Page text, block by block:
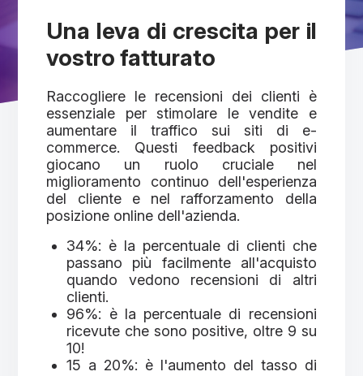
Una leva di crescita per il
vostro fatturato
Raccogliere le recensioni dei clienti è
essenziale per stimolare le vendite e
aumentare il traffico sui siti di e-
commerce. Questi feedback positivi
giocano un ruolo cruciale nel
miglioramento continuo dell'esperienza
del cliente e nel rafforzamento della
posizione online dell'azienda.
34%: è la percentuale di clienti che
passano più facilmente all'acquisto
quando vedono recensioni di altri
clienti.
96%: è la percentuale di recensioni
ricevute che sono positive, oltre 9 su
10!
15 a 20%: è l'aumento del tasso di